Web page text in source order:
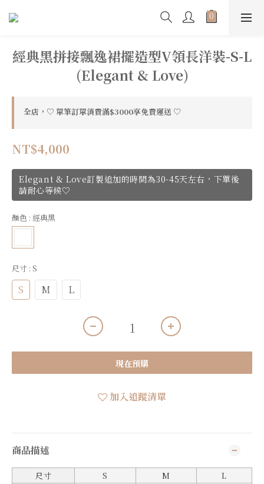
經典黑拼接飄逸裙擺造型V領長洋裝-S-L
(Elegant & Love)
全店，♡ 單筆訂單消費滿$3000享免費運送 ♡
NT$4,000
Elegant & Love訂製追加的時間為30-45天左右，下單後
請耐心等候♡
顏色 : 經典黑
尺寸 : S
S M L
現在預購
加入追蹤清單
商品描述
尺寸 S M
L